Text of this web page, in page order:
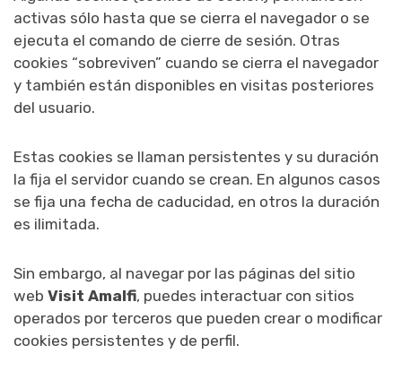
activas sólo hasta que se cierra el navegador o se
ejecuta el comando de cierre de sesión. Otras
cookies “sobreviven” cuando se cierra el navegador
y también están disponibles en visitas posteriores
del usuario.
Estas cookies se llaman persistentes y su duración
la fija el servidor cuando se crean. En algunos casos
se fija una fecha de caducidad, en otros la duración
es ilimitada.
Sin embargo, al navegar por las páginas del sitio
web Visit Amalfi, puedes interactuar con sitios
operados por terceros que pueden crear o modificar
cookies persistentes y de perfil.